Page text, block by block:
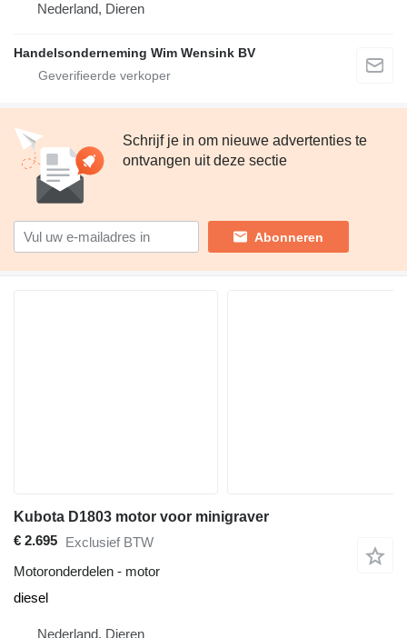
Nederland, Dieren
Handelsonderneming Wim Wensink BV
Schrijf je in om nieuwe advertenties te
ontvangen uit deze sectie
Abonneren
Kubota D1803 motor voor minigraver
€ 2.695 Exclusief BTW
Motoronderdelen - motor
diesel
Nederland, Dieren